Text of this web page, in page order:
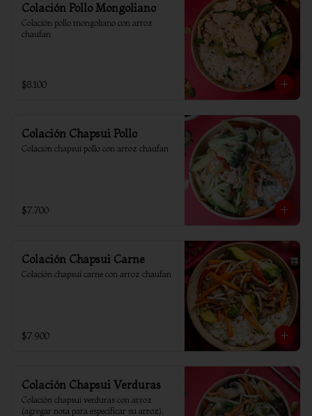
Colación Pollo Mongoliano
Colación pollo mongoliano con arroz
chaufan
$8.100
Colación Chapsui Pollo
Colación chapsui pollo con arroz chaufan
$7.700
Colación Chapsui Carne
Colación chapsui carne con arroz chaufan
$7.900
Colación Chapsui Verduras
Colación chapsui verduras con arroz
(agregar nota para especificar su arroz).